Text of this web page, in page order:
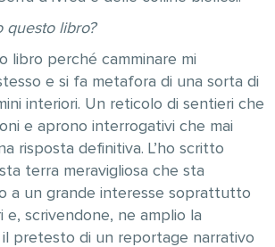
questo libro?
libro perché camminare mi
e si fa metafora di una sorta di
interiori. Un reticolo di sentieri che
e aprono interrogativi che mai
risposta definitiva. L’ho scritto
terra meravigliosa che sta
a un grande interesse soprattutto
e, scrivendone, ne amplio la
pretesto di un reportage narrativo